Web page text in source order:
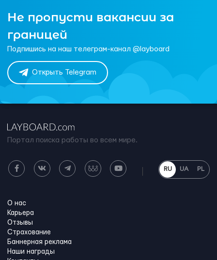
Не пропусти вакансии за
границей
Подпишись на наш телеграм-канал @layboard
Открыть Telegram
Портал поиска работы во всем мире.
RU UA PL
О нас
Карьера
Отзывы
Страхование
Баннерная реклама
Наши награды